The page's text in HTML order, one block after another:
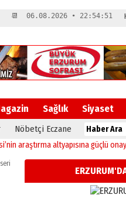
📆 06.08.2026 • 22:54:51
Sağlık Siyaset
Nöbetçi Eczane
altyapısına güçlü onay 12:04